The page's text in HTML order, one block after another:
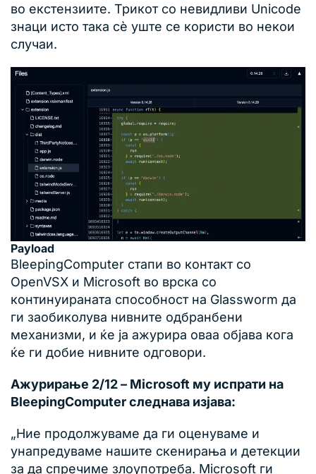
во екстензиите. Трикот со невидливи Unicode
знаци исто така сè уште се користи во некои
случаи.
Payload
BleepingComputer стапи во контакт со
OpenVSX и Microsoft во врска со
континуираната способност на Glassworm да
ги заобиколува нивните одбранбени
механизми, и ќе ја ажурира оваа објава кога
ќе ги добие нивните одговори.
Ажурирање 2/12 – Microsoft му испрати на
BleepingComputer следнава изјава:
„Ние продолжуваме да ги оценуваме и
унапредуваме нашите скенирања и детекции
за да спречиме злоупотреба. Microsoft ги